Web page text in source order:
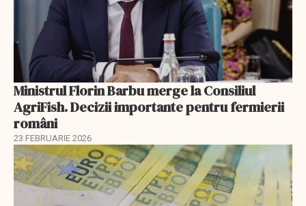
Ministrul Florin Barbu merge la Consiliul
AgriFish. Decizii importante pentru fermierii
români
23 FEBRUARIE 2026